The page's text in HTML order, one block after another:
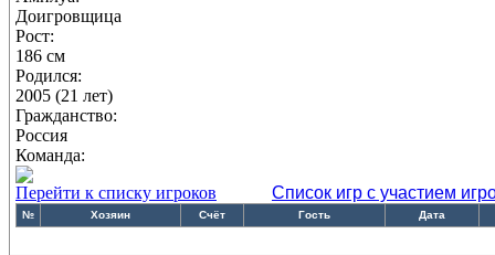
Доигровщица
Рост:
186 см
Родился:
2005 (21 лет)
Гражданство:
Россия
Команда:
Перейти к списку игроков
Список игр с участием
№ Хозяин Счёт Гость Дата